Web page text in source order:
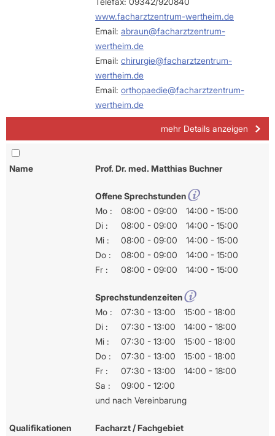
www.facharztzentrum-wertheim.de
Email: abraun@facharztzentrum-
wertheim.de
Email: chirurgie@facharztzentrum-
wertheim.de
Email: orthopaedie@facharztzentrum-
wertheim.de
mehr Details anzeigen
Name Prof. Dr. med. Matthias Buchner
Offene Sprechstunden
Mo :
08:00 - 09:00
14:00 - 15:00
Di :
08:00 - 09:00
14:00 - 15:00
Mi :
08:00 - 09:00
14:00 - 15:00
Do :
08:00 - 09:00
14:00 - 15:00
Fr :
08:00 - 09:00 14:00 - 15:00
Sprechstundenzeiten
Mo :
07:30 - 13:00
15:00 - 18:00
Di :
07:30 - 13:00
14:00 - 18:00
Mi :
07:30 - 13:00
15:00 - 18:00
Do :
07:30 - 13:00
15:00 - 18:00
Fr :
07:30 - 13:00
14:00 - 18:00
Sa :
09:00 - 12:00
und nach Vereinbarung
Qualifikationen
Facharzt / Fachgebiet